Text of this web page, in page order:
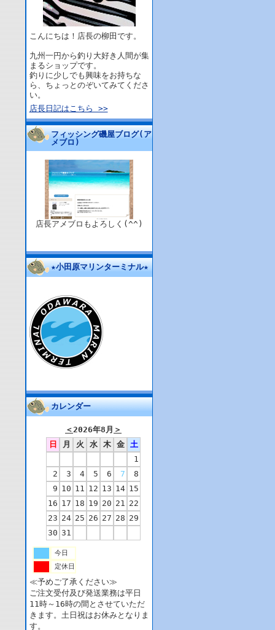
こんにちは！店長の柳田です。
九州一円から釣り大好き人間が集
まるショップです。
釣りに少しでも興味をお持ちな
ら、ちょっとのぞいてみてくださ
い。
店長日記はこちら >>
フィッシング磯屋ブログ(ア
メブロ)
店長アメブロもよろしく(^^)
★小田原マリンターミナル★
カレンダー
＜2026年8月 ＞
日
月 火 水 木 金
土
1
2
3 4 5 6 7
8
9 10 11 12 13 14 15
16 17 18 19 20 21 22
23 24 25 26 27 28 29
30 31
今日
定休日
≪予めご了承ください≫
ご注文受付及び発送業務は平日
11時～16時の間とさせていただ
きます。土日祝はお休みとなりま
す。